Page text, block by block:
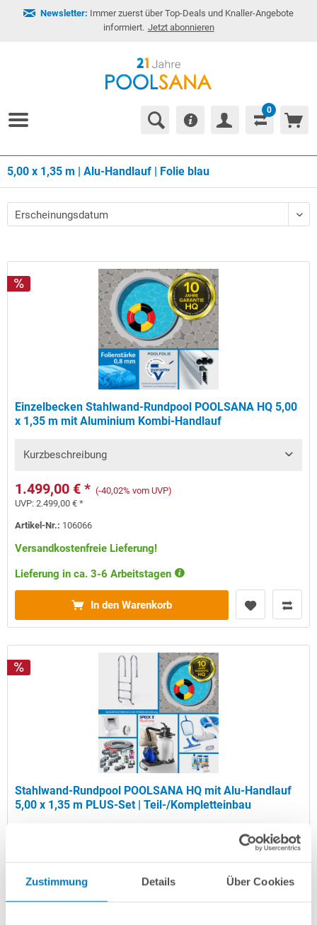
Zustimmung Details Über Cookies
Newsletter: Immer zuerst über Top-Deals und Knaller-Angebote
informiert. Jetzt abonnieren
0
5,00 x 1,35 m | Alu-Handlauf | Folie blau
Einzelbecken Stahlwand-Rundpool POOLSANA HQ 5,00
x 1,35 m mit Aluminium Kombi-Handlauf
Kurzbeschreibung
1.499,00 € * (-40,02% vom UVP)
UVP:2.499,00 € *
Artikel-Nr.: 106066
Versandkostenfreie Lieferung!
Lieferung in ca. 3-6 Arbeitstagen
In den Warenkorb
Stahlwand-Rundpool POOLSANA HQ mit Alu-Handlauf
5,00 x 1,35 m PLUS-Set | Teil-/Kompletteinbau
UVP:3.799,00 € *